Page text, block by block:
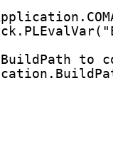
.
PLEvalVar( "
to
.